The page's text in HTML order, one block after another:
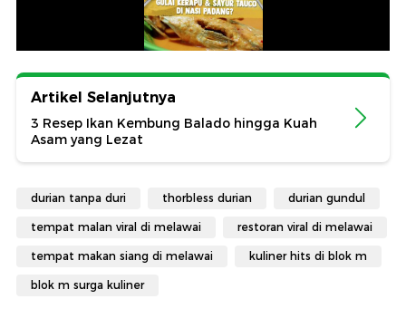
Artikel Selanjutnya
3 Resep Ikan Kembung Balado hingga Kuah
Asam yang Lezat
durian tanpa duri thorbless durian durian gundul
tempat malan viral di melawai restoran viral di melawai
tempat makan siang di melawai kuliner hits di blok m
blok m surga kuliner